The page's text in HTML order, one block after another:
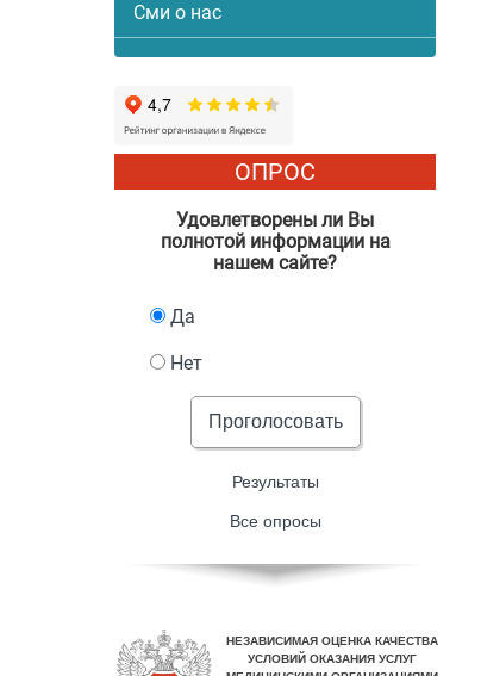
Сми о нас
ОПРОС
Удовлетворены ли Вы
полнотой информации на
нашем сайте?
Да
Нет
Проголосовать
Результаты
Все опросы